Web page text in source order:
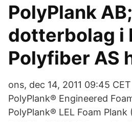
PolyPlank
dotterbolag i
Polyfiber AS
ons, dec 14, 2011 09:45
PolyPlank® Engineered
PolyPlank® LEL Foam Plank